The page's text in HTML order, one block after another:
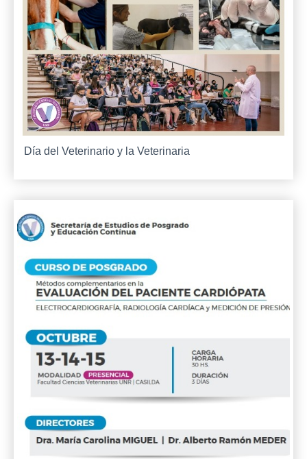
Día del Veterinario y la Veterinaria